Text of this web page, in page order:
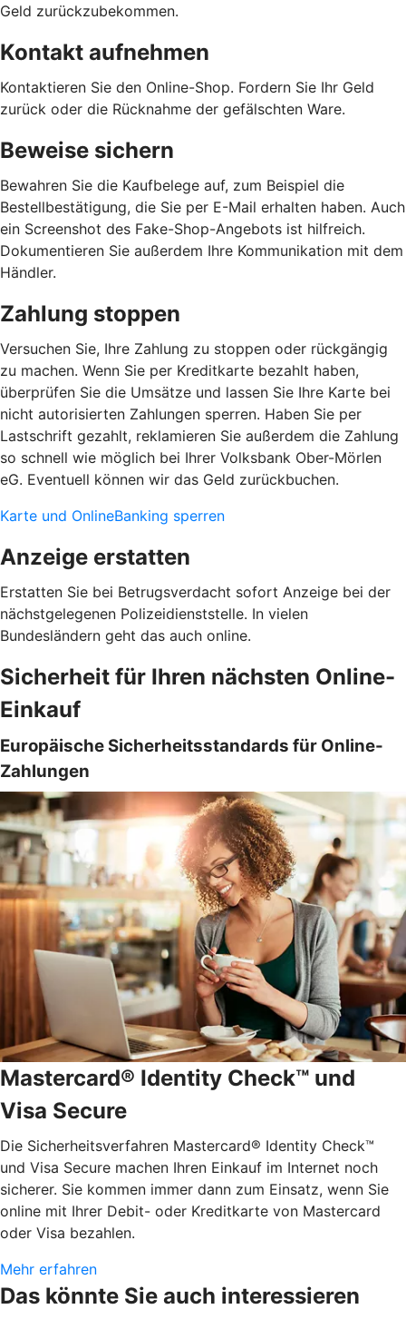
Geld zurückzubekommen.
Kontakt aufnehmen
Kontaktieren Sie den Online-Shop. Fordern Sie Ihr Geld
zurück oder die Rücknahme der gefälschten Ware.
Beweise sichern
Bewahren Sie die Kaufbelege auf, zum Beispiel die
Bestellbestätigung, die Sie per E-Mail erhalten haben. Auch
ein Screenshot des Fake-Shop-Angebots ist hilfreich.
Dokumentieren Sie außerdem Ihre Kommunikation mit dem
Händler.
Zahlung stoppen
Versuchen Sie, Ihre Zahlung zu stoppen oder rückgängig
zu machen. Wenn Sie per Kreditkarte bezahlt haben,
überprüfen Sie die Umsätze und lassen Sie Ihre Karte bei
nicht autorisierten Zahlungen sperren. Haben Sie per
Lastschrift gezahlt, reklamieren Sie außerdem die Zahlung
so schnell wie möglich bei Ihrer Volksbank Ober-Mörlen
eG. Eventuell können wir das Geld zurückbuchen.
Karte und OnlineBanking sperren
Anzeige erstatten
Erstatten Sie bei Betrugsverdacht sofort Anzeige bei der
nächstgelegenen Polizeidienststelle. In vielen
Bundesländern geht das auch online.
Sicherheit für Ihren nächsten Online-
Einkauf
Europäische Sicherheitsstandards für Online-
Zahlungen
Mastercard® Identity Check™ und
Visa Secure
Die Sicherheitsverfahren Mastercard® Identity Check™
und Visa Secure machen Ihren Einkauf im Internet noch
sicherer. Sie kommen immer dann zum Einsatz, wenn Sie
online mit Ihrer Debit- oder Kreditkarte von Mastercard
oder Visa bezahlen.
Mehr erfahren
Das könnte Sie auch interessieren